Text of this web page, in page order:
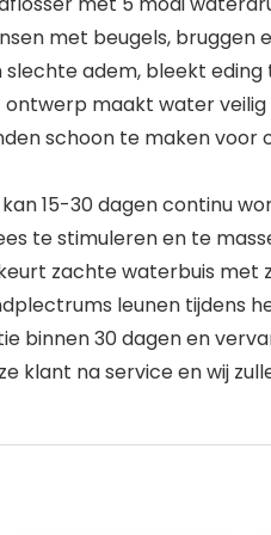
met beugels, bruggen
adem, bleekt eding
maakt water
schoon te maken voor
15-30 dagen continu
te stimuleren en te
zachte waterbuis
leunen tijdens
binnen 30 dagen en
na service en wij